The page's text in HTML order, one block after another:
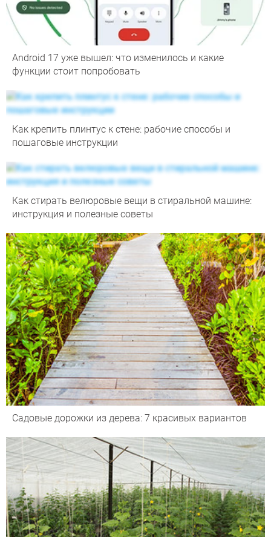
Android 17 уже вышел: что изменилось и какие
функции стоит попробовать
Как крепить плинтус к стене: рабочие способы и
пошаговые инструкции
Как стирать велюровые вещи в стиральной машине:
инструкция и полезные советы
Садовые дорожки из дерева: 7 красивых вариантов